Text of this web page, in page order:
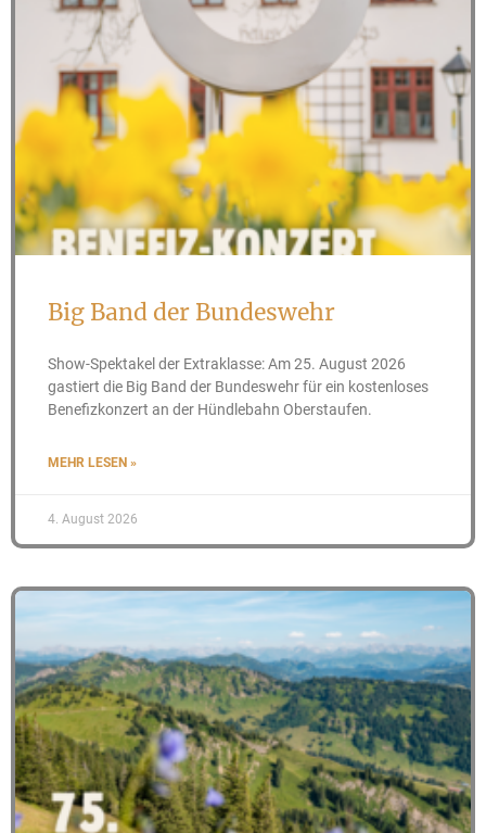
Big Band der Bundeswehr
Show-Spektakel der Extraklasse: Am 25. August 2026
gastiert die Big Band der Bundeswehr für ein kostenloses
Benefizkonzert an der Hündlebahn Oberstaufen.
MEHR LESEN »
4. August 2026